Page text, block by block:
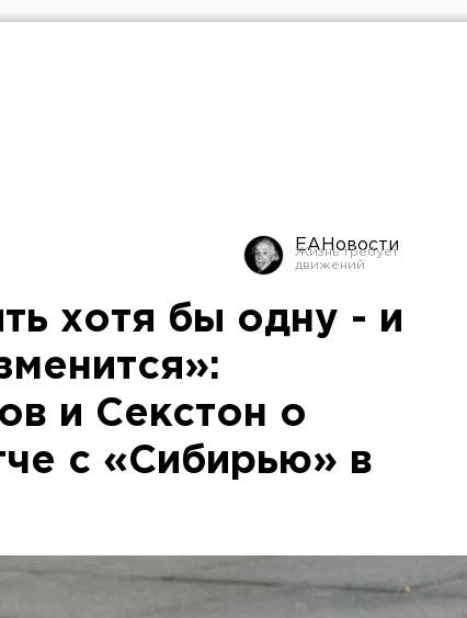
ЕАНовости
хотя бы одну - и
и Секстон о
с «Сибирью» в